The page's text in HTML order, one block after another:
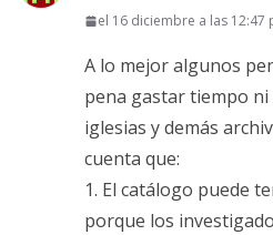
el 16 diciembre a las 12:47
A lo mejor algunos
pena gastar tiempo
iglesias y demás
cuenta que:
1. El catálogo puede
porque los